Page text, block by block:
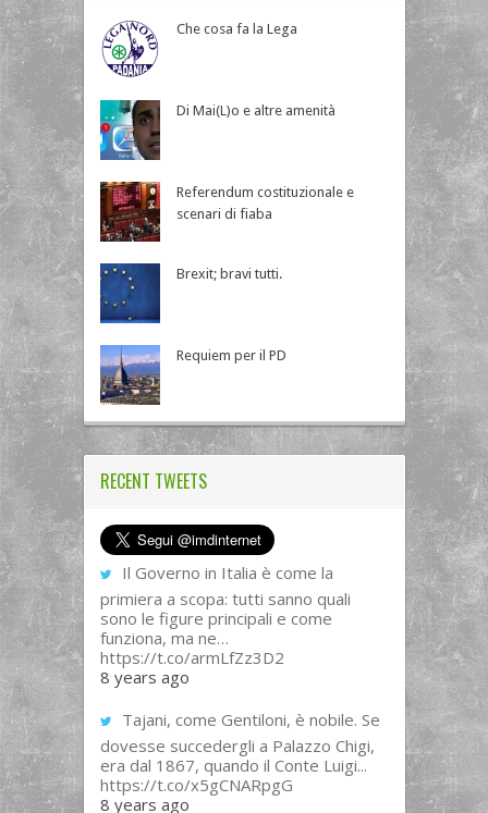
Che cosa fa la Lega
Di Mai(L)o e altre amenità
Referendum costituzionale e
scenari di fiaba
Brexit; bravi tutti.
Requiem per il PD
RECENT TWEETS
Il Governo in Italia è come la
primiera a scopa: tutti sanno quali
sono le figure principali e come
funziona, ma ne…
https://t.co/armLfZz3D2
8 years ago
Tajani, come Gentiloni, è nobile. Se
dovesse succedergli a Palazzo Chigi,
era dal 1867, quando il Conte Luigi...
https://t.co/x5gCNARpgG
8 years ago